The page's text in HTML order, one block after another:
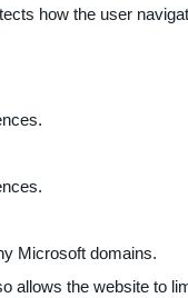
how the user
Microsoft domains.
allows the website to